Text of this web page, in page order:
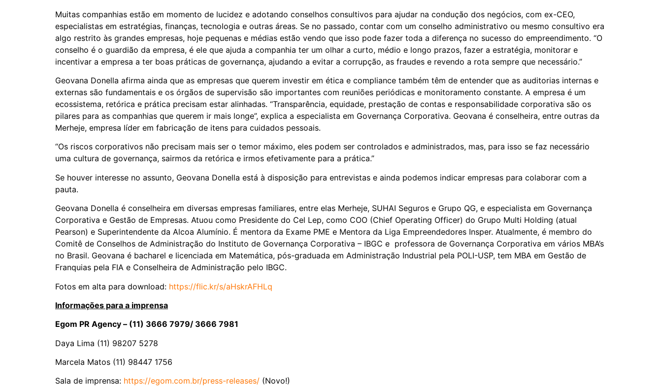
Muitas companhias estão em momento de lucidez e adotando conselhos consultivos para ajudar na condução dos negócios, com ex-CEO,
especialistas em estratégias, finanças, tecnologia e outras áreas. Se no passado, contar com um conselho administrativo ou mesmo consultivo era
algo restrito às grandes empresas, hoje pequenas e médias estão vendo que isso pode fazer toda a diferença no sucesso do empreendimento. “O
conselho é o guardião da empresa, é ele que ajuda a companhia ter um olhar a curto, médio e longo prazos, fazer a estratégia, monitorar e
incentivar a empresa a ter boas práticas de governança, ajudando a evitar a corrupção, as fraudes e revendo a rota sempre que necessário.”
Geovana Donella afirma ainda que as empresas que querem investir em ética e compliance também têm de entender que as auditorias internas e
externas são fundamentais e os órgãos de supervisão são importantes com reuniões periódicas e monitoramento constante. A empresa é um
ecossistema, retórica e prática precisam estar alinhadas. “Transparência, equidade, prestação de contas e responsabilidade corporativa são os
pilares para as companhias que querem ir mais longe”, explica a especialista em Governança Corporativa. Geovana é conselheira, entre outras da
Merheje, empresa líder em fabricação de itens para cuidados pessoais.
“Os riscos corporativos não precisam mais ser o temor máximo, eles podem ser controlados e administrados, mas, para isso se faz necessário
uma cultura de governança, sairmos da retórica e irmos efetivamente para a prática.”
Se houver interesse no assunto, Geovana Donella está à disposição para entrevistas e ainda podemos indicar empresas para colaborar com a
pauta.
Geovana Donella é conselheira em diversas empresas familiares, entre elas Merheje, SUHAI Seguros e Grupo QG, e especialista em Governança
Corporativa e Gestão de Empresas. Atuou como Presidente do Cel Lep, como COO (Chief Operating Officer) do Grupo Multi Holding (atual
Pearson) e Superintendente da Alcoa Alumínio. É mentora da Exame PME e Mentora da Liga Empreendedores Insper. Atualmente, é membro do
Comitê de Conselhos de Administração do Instituto de Governança Corporativa – IBGC e professora de Governança Corporativa em vários MBA’s
no Brasil. Geovana é bacharel e licenciada em Matemática, pós-graduada em Administração Industrial pela POLI-USP, tem MBA em Gestão de
Franquias pela FIA e Conselheira de Administração pelo IBGC.
Fotos em alta para download: https://flic.kr/s/aHskrAFHLq
Informações para a imprensa
Egom PR Agency – (11) 3666 7979/ 3666 7981
Daya Lima (11) 98207 5278
Marcela Matos (11) 98447 1756
Sala de imprensa: https://egom.com.br/press-releases/ (Novo!)